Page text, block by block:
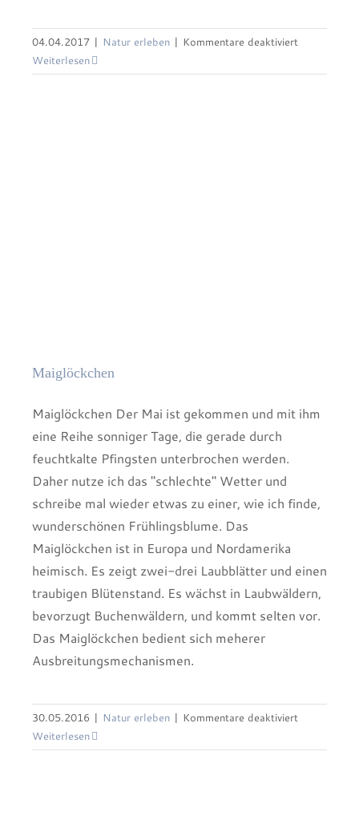
04.04.2017 | Natur erleben | Kommentare deaktiviert
(Pulsatilla
Weiterlesen
Maiglöckchen
Maiglöckchen
Maiglöckchen Der Mai ist gekommen und mit ihm
eine Reihe sonniger Tage, die gerade durch
feuchtkalte Pfingsten unterbrochen werden.
Daher nutze ich das "schlechte" Wetter und
schreibe mal wieder etwas zu einer, wie ich finde,
wunderschönen Frühlingsblume. Das
Maiglöckchen ist in Europa und Nordamerika
heimisch. Es zeigt zwei-drei Laubblätter und einen
traubigen Blütenstand. Es wächst in Laubwäldern,
bevorzugt Buchenwäldern, und kommt selten vor.
Das Maiglöckchen bedient sich meherer
Ausbreitungsmechanismen.
30.05.2016 | Natur erleben | Kommentare deaktiviert
Weiterlesen